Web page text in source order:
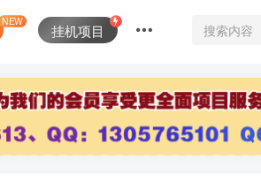
NEW
挂机项目